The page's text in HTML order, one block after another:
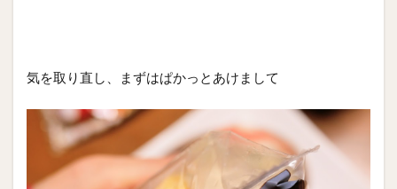
気を取り直し、まずはぱかっとあけまして